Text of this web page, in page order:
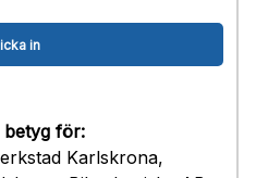
betyg för:
Karlskrona,